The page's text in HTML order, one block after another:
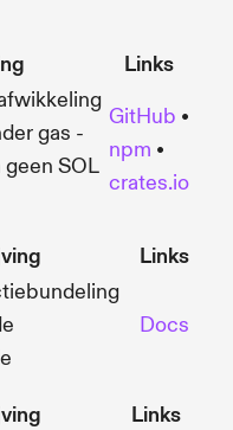
Links
gas -
SOL
GitHub •
npm •
crates.io
Links
Docs
Links